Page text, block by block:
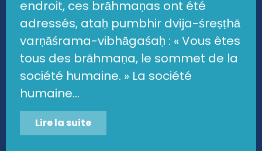
endroit, ces brāhmaṇas ont été
adressés, ataḥ pumbhir dvija-śreṣṭhā
varṇāśrama-vibhāgaśaḥ : « Vous êtes
tous des brāhmaṇa, le sommet de la
société humaine. » La société
humaine...
Lire la suite